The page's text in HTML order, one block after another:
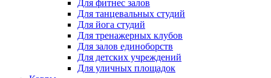
Для фитнес залов
Для танцевальных студий
Для йога студий
Для тренажерных клубов
Для залов единоборств
Для детских учреждений
Для уличных площадок